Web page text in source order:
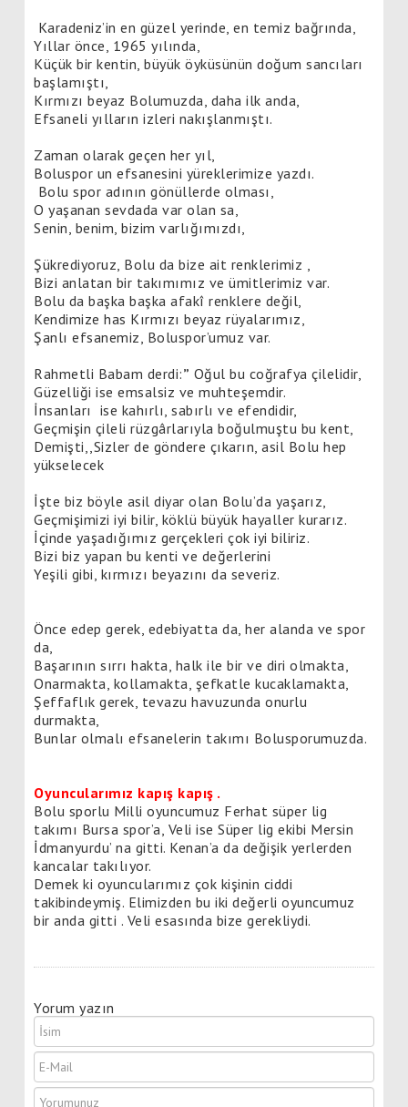
Karadeniz’in en güzel yerinde, en temiz bağrında,
Yıllar önce, 1965 yılında,
Küçük bir kentin, büyük öyküsünün doğum sancıları
başlamıştı,
Kırmızı beyaz Bolumuzda, daha ilk anda,
Efsaneli yılların izleri nakışlanmıştı.
Zaman olarak geçen her yıl,
Boluspor un efsanesini yüreklerimize yazdı.
Bolu spor adının gönüllerde olması,
O yaşanan sevdada var olan sa,
Senin, benim, bizim varlığımızdı,
Şükrediyoruz, Bolu da bize ait renklerimiz ,
Bizi anlatan bir takımımız ve ümitlerimiz var.
Bolu da başka başka afakî renklere değil,
Kendimize has Kırmızı beyaz rüyalarımız,
Şanlı efsanemiz, Boluspor’umuz var.
Rahmetli Babam derdi:” Oğul bu coğrafya çilelidir,
Güzelliği ise emsalsiz ve muhteşemdir.
İnsanları ise kahırlı, sabırlı ve efendidir,
Geçmişin çileli rüzgârlarıyla boğulmuştu bu kent,
Demişti,,Sizler de göndere çıkarın, asil Bolu hep
yükselecek
İşte biz böyle asil diyar olan Bolu’da yaşarız,
Geçmişimizi iyi bilir, köklü büyük hayaller kurarız.
İçinde yaşadığımız gerçekleri çok iyi biliriz.
Bizi biz yapan bu kenti ve değerlerini
Yeşili gibi, kırmızı beyazını da severiz.
Önce edep gerek, edebiyatta da, her alanda ve spor
da,
Başarının sırrı hakta, halk ile bir ve diri olmakta,
Onarmakta, kollamakta, şefkatle kucaklamakta,
Şeffaflık gerek, tevazu havuzunda onurlu
durmakta,
Bunlar olmalı efsanelerin takımı Bolusporumuzda.
Oyuncularımız kapış kapış .
Bolu sporlu Milli oyuncumuz Ferhat süper lig
takımı Bursa spor’a, Veli ise Süper lig ekibi Mersin
İdmanyurdu’ na gitti. Kenan’a da değişik yerlerden
kancalar takılıyor.
Demek ki oyuncularımız çok kişinin ciddi
takibindeymiş. Elimizden bu iki değerli oyuncumuz
bir anda gitti . Veli esasında bize gerekliydi.
Yorum yazın